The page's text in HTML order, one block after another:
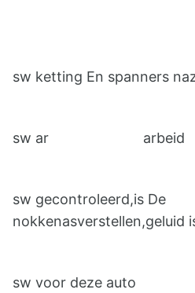
sw ketting En spanners
sw ar arbeid
sw gecontroleerd,is De
nokkenasverstellen,geluid
sw voor deze auto